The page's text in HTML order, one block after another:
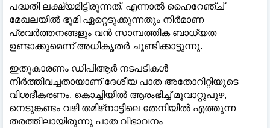
പദ്ധതി ലക്ഷ്യമിട്ടിരുന്നത്. എന്നാൽ ഹൈറേഞ്ച്
മേഖലയിൽ ഭൂമി ഏറ്റെടുക്കുന്നതും നിർമാണ
പ്രവർത്തനങ്ങളും വൻ സാമ്പത്തിക ബാധ്യത
ഉണ്ടാക്കുമെന്ന് അധികൃതർ ചൂണ്ടിക്കാട്ടുന്നു.
ഇതുകാരണം ഡിപിആർ നടപടികൾ
നിർത്തിവച്ചതായാണ് ദേശീയ പാത അതോറിറ്റിയുടെ
വിശദീകരണം. കൊച്ചിയിൽ ആരംഭിച്ച് മൂവാറ്റുപുഴ,
നെടുങ്കണ്ടം വഴി തമിഴ്‌നാട്ടിലെ തേനിയിൽ എത്തുന്ന
തരത്തിലായിരുന്നു പാത വിഭാവനം